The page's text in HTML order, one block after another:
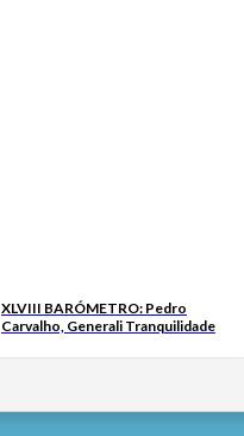
XLVIII BARÓMETRO: Pedro
Carvalho, Generali Tranquilidade